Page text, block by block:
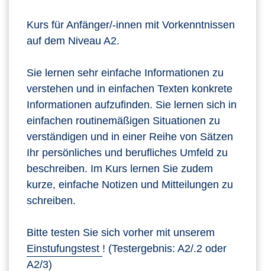
Kurs für Anfänger/-innen mit Vorkenntnissen
auf dem Niveau A2.
Sie lernen sehr einfache Informationen zu
verstehen und in einfachen Texten konkrete
Informationen aufzufinden. Sie lernen sich in
einfachen routinemäßigen Situationen zu
verständigen und in einer Reihe von Sätzen
Ihr persönliches und berufliches Umfeld zu
beschreiben. Im Kurs lernen Sie zudem
kurze, einfache Notizen und Mitteilungen zu
schreiben.
Bitte testen Sie sich vorher mit unserem
Einstufungstest ! (Testergebnis: A2/.2 oder
A2/3)